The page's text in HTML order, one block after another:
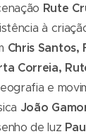
Rute
à
Chris Santos,
Correia,
e
João
de luz